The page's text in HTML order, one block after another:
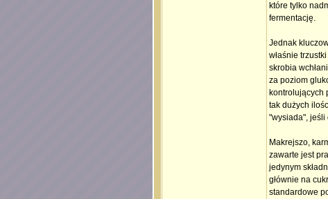
które tylko
fermentację.
Jednak
właśnie
skrobia
za poziom
kontrolujących
tak dużych
"wysiada", jeśli
Makrejszo,
zawarte jest
jedynym
głównie na
standardowe